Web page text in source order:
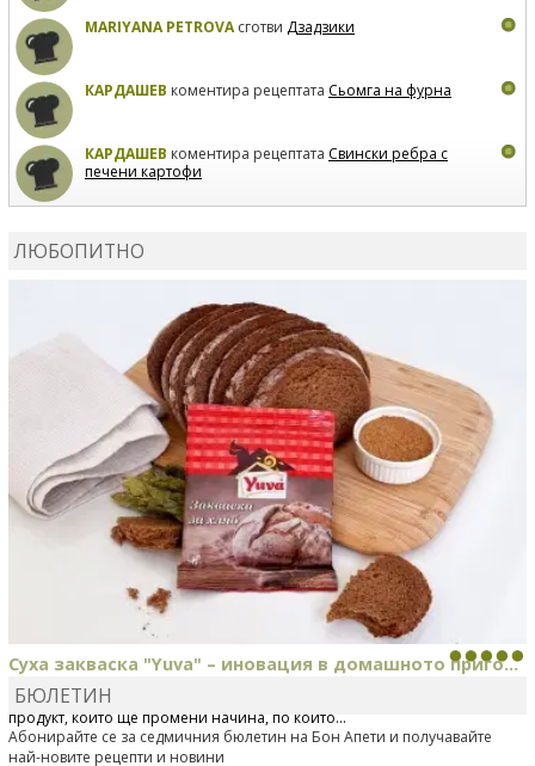
MARIYANA PETROVAсготви Дзадзики
КАРДАШЕВ коментира рецептата Сьомга на фурна
КАРДАШЕВ коментира рецептата Свински ребра с
печени картофи
ЛЮБОПИТНО
Суха закваска "Yuva" – иновация в домашното приго...
Отскоро Лесафр България стартира предлагането на изцяло нов
продукт, който ще промени начина, по който...
БЮЛЕТИН
Абонирайте се за седмичния бюлетин на Бон Апети и получавайте
най-новите рецепти и новини